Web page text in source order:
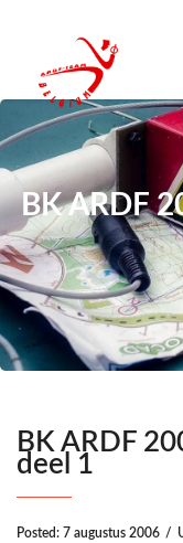
BK ARDF
BK ARDF
deel 1
Posted: 7 augustus 2006 /